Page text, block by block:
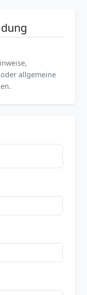
allgemeine